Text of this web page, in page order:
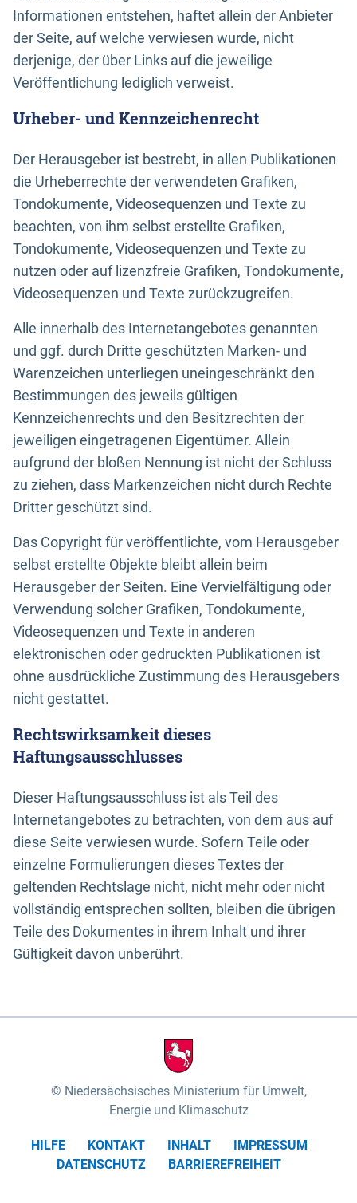
Informationen entstehen, haftet allein der Anbieter
der Seite, auf welche verwiesen wurde, nicht
derjenige, der über Links auf die jeweilige
Veröffentlichung lediglich verweist.
Urheber- und Kennzeichenrecht
Der Herausgeber ist bestrebt, in allen Publikationen
die Urheberrechte der verwendeten Grafiken,
Tondokumente, Videosequenzen und Texte zu
beachten, von ihm selbst erstellte Grafiken,
Tondokumente, Videosequenzen und Texte zu
nutzen oder auf lizenzfreie Grafiken, Tondokumente,
Videosequenzen und Texte zurückzugreifen.
Alle innerhalb des Internetangebotes genannten
und ggf. durch Dritte geschützten Marken- und
Warenzeichen unterliegen uneingeschränkt den
Bestimmungen des jeweils gültigen
Kennzeichenrechts und den Besitzrechten der
jeweiligen eingetragenen Eigentümer. Allein
aufgrund der bloßen Nennung ist nicht der Schluss
zu ziehen, dass Markenzeichen nicht durch Rechte
Dritter geschützt sind.
Das Copyright für veröffentlichte, vom Herausgeber
selbst erstellte Objekte bleibt allein beim
Herausgeber der Seiten. Eine Vervielfältigung oder
Verwendung solcher Grafiken, Tondokumente,
Videosequenzen und Texte in anderen
elektronischen oder gedruckten Publikationen ist
ohne ausdrückliche Zustimmung des Herausgebers
nicht gestattet.
Rechtswirksamkeit dieses
Haftungsausschlusses
Dieser Haftungsausschluss ist als Teil des
Internetangebotes zu betrachten, von dem aus auf
diese Seite verwiesen wurde. Sofern Teile oder
einzelne Formulierungen dieses Textes der
geltenden Rechtslage nicht, nicht mehr oder nicht
vollständig entsprechen sollten, bleiben die übrigen
Teile des Dokumentes in ihrem Inhalt und ihrer
Gültigkeit davon unberührt.
Niedersächsisches Ministerium für Umwelt,
Energie und Klimaschutz
HILFE KONTAKT INHALT
IMPRESSUM
DATENSCHUTZ
BARRIEREFREIHEIT